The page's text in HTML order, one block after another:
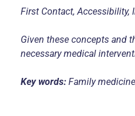
First Contact, Accessibility,
Given these concepts and
necessary medical
Key words: Family